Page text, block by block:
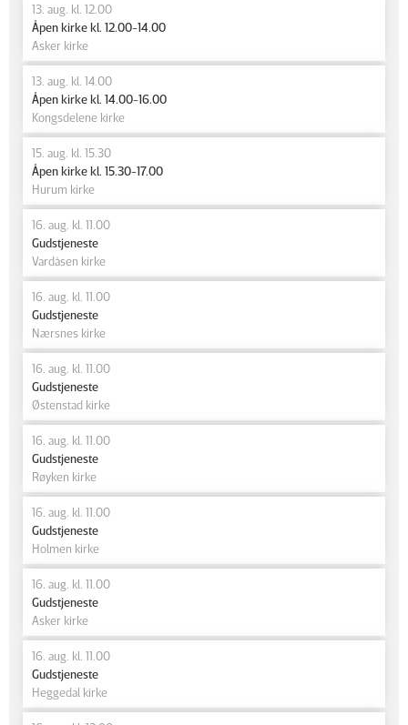
13. aug. kl. 12.00
Åpen kirke kl. 12.00-14.00
Asker kirke
13. aug. kl. 14.00
Åpen kirke kl. 14.00-16.00
Kongsdelene kirke
15. aug. kl. 15.30
Åpen kirke kl. 15.30-17.00
Hurum kirke
16. aug. kl. 11.00
Gudstjeneste
Vardåsen kirke
16. aug. kl. 11.00
Gudstjeneste
Nærsnes kirke
16. aug. kl. 11.00
Gudstjeneste
Østenstad kirke
16. aug. kl. 11.00
Gudstjeneste
Røyken kirke
16. aug. kl. 11.00
Gudstjeneste
Holmen kirke
16. aug. kl. 11.00
Gudstjeneste
Asker kirke
16. aug. kl. 11.00
Gudstjeneste
Heggedal kirke